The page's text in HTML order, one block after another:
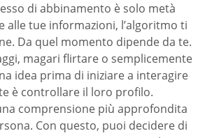
di abbinamento è solo metà
alle tue informazioni, l’algoritmo ti
Da quel momento dipende da te.
magari flirtare o semplicemente
idea prima di iniziare a interagire
è controllare il loro profilo.
comprensione più approfondita
Con questo, puoi decidere di